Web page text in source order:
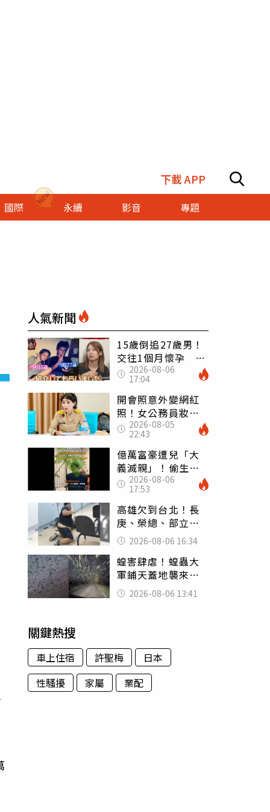
下載 APP
國際 永續 影音 專題
人氣新聞
15歲倒追27歲男！
交往1個月懷孕 36
歲當阿嬤故事曝光
2026-08-06
17:04
開會照意外變網紅
照！女公務員妝容
掀2千則留言 本人
怒嗆：化妝有錯嗎
2026-08-05
22:43
億萬富豪遭兒「大
義滅親」！偷生子
怕曝光 竟盜鄰居
身份辦假證落戶
2026-08-06
17:53
高雄欠到台北！長
庚、榮總、部立醫
院都受害 「醫療
暴力男」離譜紀錄
曝光
2026-08-06 16:34
蝗害肆虐！蝗蟲大
軍鋪天蓋地襲來宛
如末日 網驚：聖
經十災
2026-08-06 13:41
關鍵熱搜
車上住宿 許聖梅
日本
性騷擾
家屬 業配